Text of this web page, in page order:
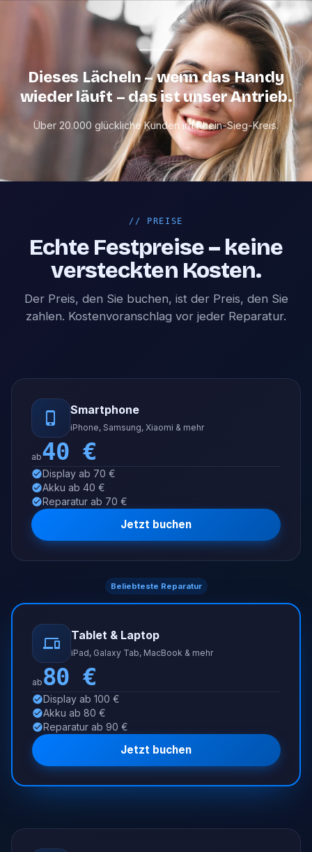
Dieses Lächeln – wenn das Handy
wieder läuft – das ist unser Antrieb.
Über 20.000 glückliche Kunden im Rhein-Sieg-Kreis.
// PREISE
Echte Festpreise – keine
versteckten Kosten.
Der Preis, den Sie buchen, ist der Preis, den Sie
zahlen. Kostenvoranschlag vor jeder Reparatur.
Smartphone
iPhone, Samsung, Xiaomi & mehr
ab40 €
Display ab 70 €
Akku ab 40 €
Reparatur ab 70 €
Jetzt buchen
Beliebteste Reparatur
Tablet & Laptop
iPad, Galaxy Tab, MacBook & mehr
ab 80 €
Display ab 100 €
Akku ab 80 €
Reparatur ab 90 €
Jetzt buchen